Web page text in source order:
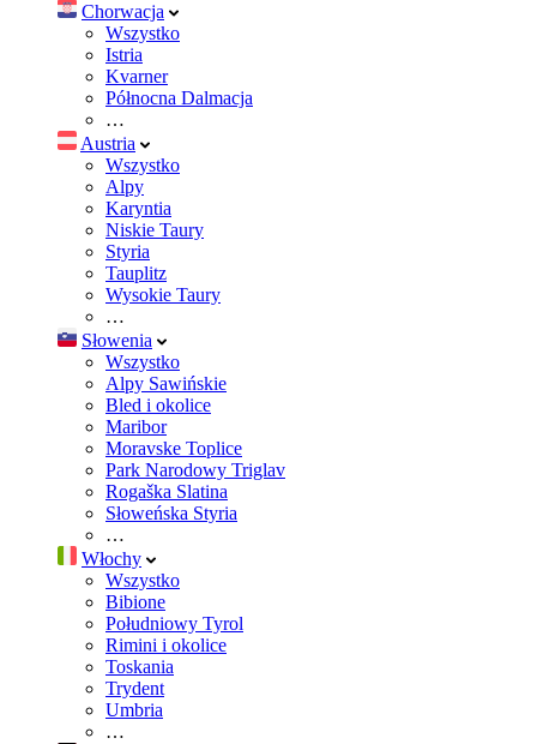
Chorwacja
Wszystko
Istria
Kvarner
Północna Dalmacja
…
Austria
Wszystko
Alpy
Karyntia
Niskie Taury
Styria
Tauplitz
Wysokie Taury
…
Słowenia
Wszystko
Alpy Sawińskie
Bled i okolice
Maribor
Moravske Toplice
Park Narodowy Triglav
Rogaška Slatina
Słoweńska Styria
…
Włochy
Wszystko
Bibione
Południowy Tyrol
Rimini i okolice
Toskania
Trydent
Umbria
…